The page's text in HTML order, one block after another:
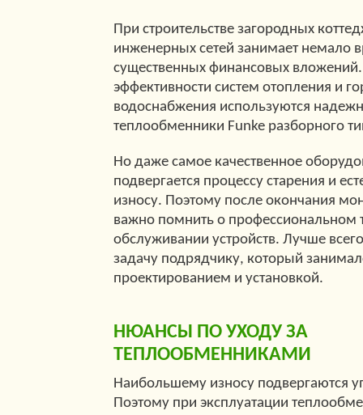
При строительстве загородных
инженерных сетей занимает немало
существенных финансовых
эффективности систем отопления и
водоснабжения используются
теплообменники Funke разборного
Но даже самое качественное
подвергается процессу старения и
износу. Поэтому после окончания
важно помнить о профессиональном
обслуживании устройств. Лучше
задачу подрядчику, который
проектированием и установкой.
НЮАНСЫ ПО УХОДУ ЗА
ТЕПЛООБМЕННИКАМИ
Наибольшему износу подвергаются
Поэтому при эксплуатации